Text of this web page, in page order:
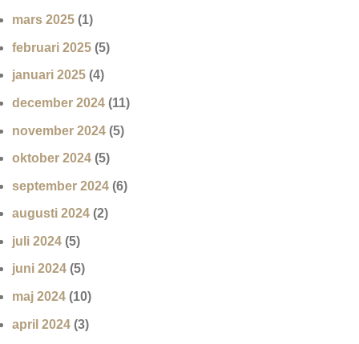
mars 2025 (1)
februari 2025 (5)
januari 2025 (4)
december 2024 (11)
november 2024 (5)
oktober 2024 (5)
september 2024 (6)
augusti 2024 (2)
juli 2024 (5)
juni 2024 (5)
maj 2024 (10)
april 2024 (3)